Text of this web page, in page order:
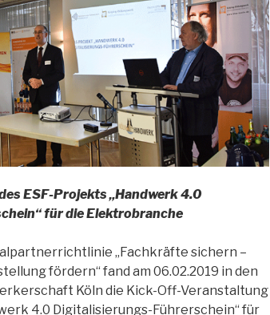
ESF-Projekts „Handwerk 4.0
für die Elektrobranche
„Fachkräfte sichern –
fördern“ fand am 06.02.2019 in den
Köln die Kick-Off-Veranstaltung
4.0 Digitalisierungs-Führerschein“ für